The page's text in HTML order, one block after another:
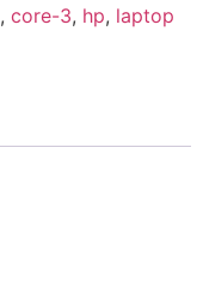
, core-3, hp, laptop